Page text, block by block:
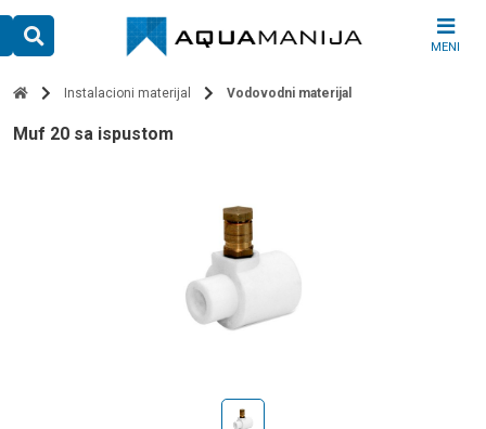
content
MENI
Instalacioni materijal Vodovodni materijal
muf 20 sa ispustom